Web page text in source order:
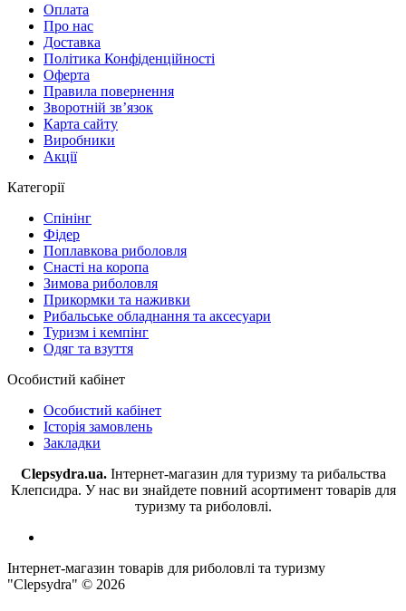
Оплата
Про нас
Доставка
Політика Конфіденційності
Оферта
Правила повернення
Зворотній зв’язок
Карта сайту
Виробники
Акції
Категорії
Спінінг
Фідер
Поплавкова риболовля
Снасті на коропа
Зимова риболовля
Прикормки та наживки
Рибальське обладнання та аксесуари
Туризм і кемпінг
Одяг та взуття
Особистий кабінет
Особистий кабінет
Історія замовлень
Закладки
Clepsydra.ua. Інтернет-магазин для туризму та рибальства
Клепсидра. У нас ви знайдете повний асортимент товарів для
туризму та риболовлі.
Інтернет-магазин товарів для риболовлі та туризму
"Clepsydra" © 2026